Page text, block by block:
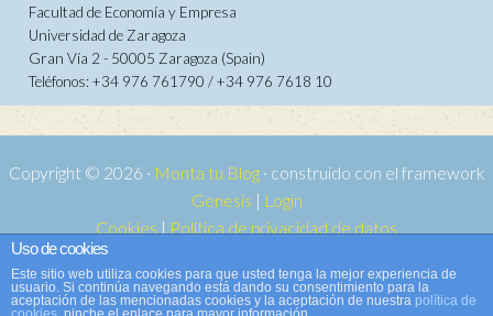
Facultad de Economía y Empresa
Universidad de Zaragoza
Gran Vía 2 - 50005 Zaragoza (Spain)
Teléfonos: +34 976 761790 / +34 976 7618 10
Copyright © 2026 · Monta tu Blog· construido con el framework
Genesis | Login
Cookies | Política de privacidad de datos
Copyright © 2026 ·
WordPress·Acceder
Uso de cookies
Este sitio web utiliza cookies para que usted tenga la mejor experiencia de
usuario. Si continúa navegando está dando su consentimiento para la
aceptación de las mencionadas cookies y la aceptación de nuestra política de